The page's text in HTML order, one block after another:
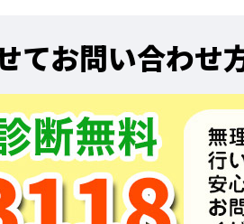
てお問い合わせ